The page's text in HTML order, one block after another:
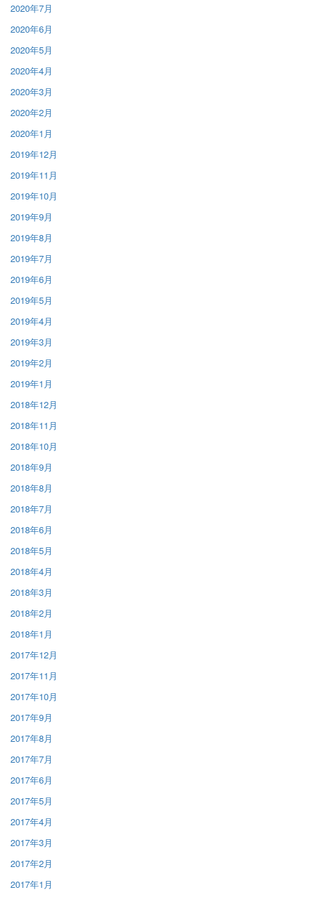
2020年7月
2020年6月
2020年5月
2020年4月
2020年3月
2020年2月
2020年1月
2019年12月
2019年11月
2019年10月
2019年9月
2019年8月
2019年7月
2019年6月
2019年5月
2019年4月
2019年3月
2019年2月
2019年1月
2018年12月
2018年11月
2018年10月
2018年9月
2018年8月
2018年7月
2018年6月
2018年5月
2018年4月
2018年3月
2018年2月
2018年1月
2017年12月
2017年11月
2017年10月
2017年9月
2017年8月
2017年7月
2017年6月
2017年5月
2017年4月
2017年3月
2017年2月
2017年1月